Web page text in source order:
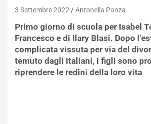
3 Settembre 2022 Antonella Panza
Primo giorno di scuola per Isabel
Francesco e di Ilary Blasi. Dopo
complicata vissuta per via del
temuto dagli italiani, i figli sono
riprendere le redini della loro vita